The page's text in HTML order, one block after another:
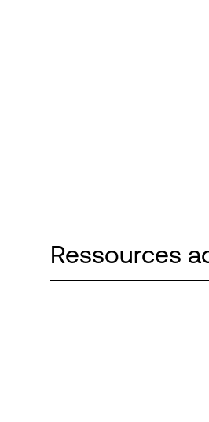
Ressources